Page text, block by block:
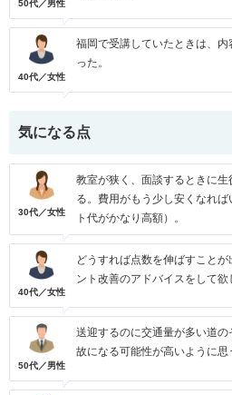
50代／男性
40代／女性
福岡で受講していたときは、
った。
気になる点
30代／女性
教室が狭く、面談するときに
る。費用がもう少し安くなれ
ト代がかなり高額）。
40代／女性
どうすれば点数を伸ばすこと
ント改善のアドバイスをして欲
50代／男性
送迎するのに交通量が多い道
故になる可能性が高いように思